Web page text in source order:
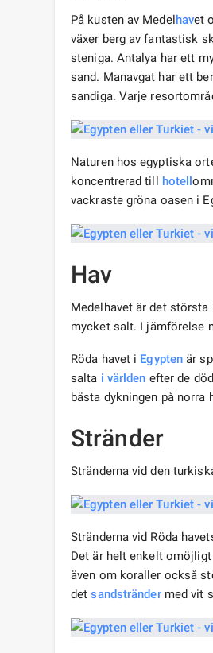
På kusten av Medelhavet
växer berg av fantastisk
steniga. Antalya har ett
sand. Manavgat har ett
sandiga. Varje
Naturen hos egyptiska
koncentrerad till hotell
vackraste gröna oasen i
Hav
Medelhavet är det
mycket salt. I jämförelse
Röda havet i Egypten är
salta i världen efter de
bästa dykningen på norra
Stränder
Stränderna vid den
Stränderna vid Röda
Det är helt enkelt
även om koraller också
detsandsträndermed vit